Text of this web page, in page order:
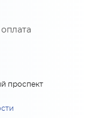
проспект